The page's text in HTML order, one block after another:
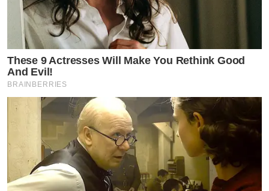
These 9 Actresses Will Make You Rethink Good
And Evil!
BRAINBERRIES